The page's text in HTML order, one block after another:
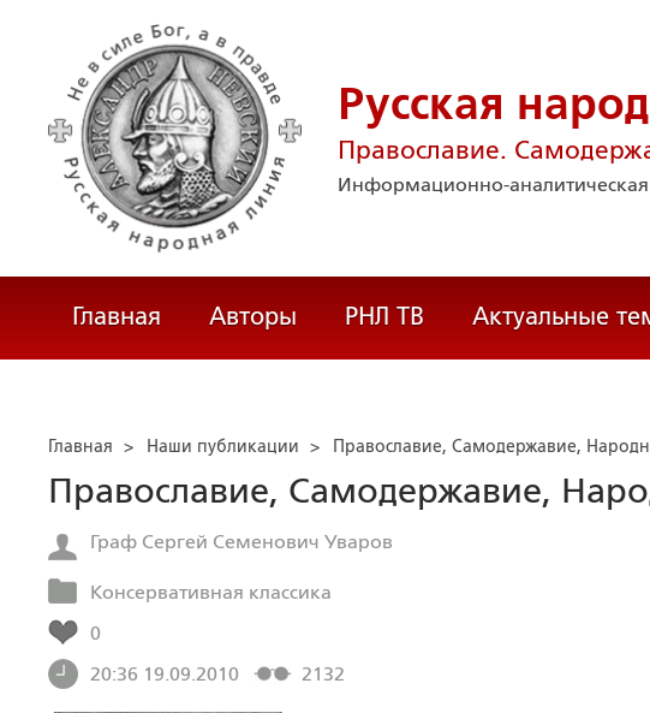
Русская
Православие.
Информационно-аналитическая
Главная Авторы РНЛ ТВ Актуальные
Главная > Наши публикации > Православие, Самодержавие,
Православие, Самодержавие,
Граф Сергей Семенович Уваров
Консервативная классика
0
20:36 19.09.2010
2132